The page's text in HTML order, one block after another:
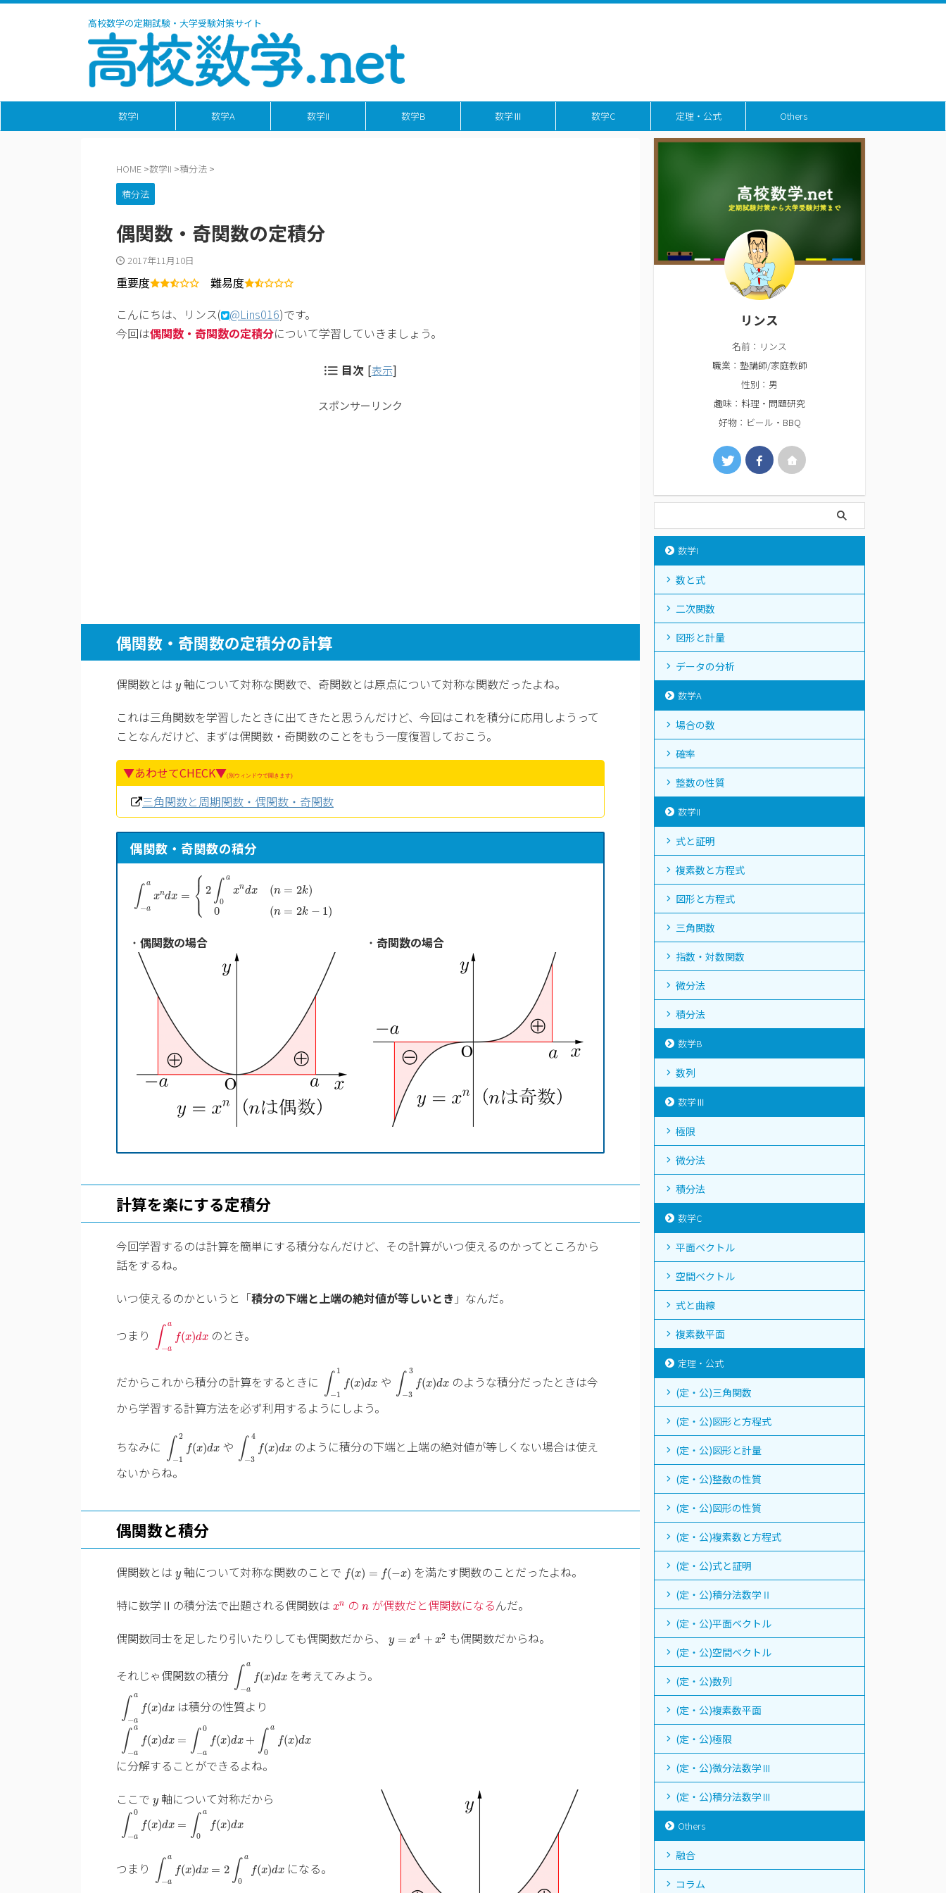
高校数学の定期試験・大学受験対策サイト
数学I 数学A 数学II 数学B 数学Ⅲ 数学C 定理・公式 Others
HOME >数学II >積分法 >
積分法
偶関数・奇関数の定積分
2017年11月10日
重要度
難易度
こんにちは、リンス( @Lins016)です。
今回は偶関数・奇関数の定積分について学習していきましょう。
目次 [表示]
スポンサーリンク
偶関数・奇関数の定積分の計算
偶関数とは y
y 軸について対称な関数で、奇関数とは原点について対称な関数だったよね。
これは三角関数を学習したときに出てきたと思うんだけど、今回はこれを積分に応用しようって
ことなんだけど、まずは偶関数・奇関数のことをもう一度復習しておこう。
▼あわせてCHECK▼(別ウィンドウで開きます)
三角関数と周期関数・偶関数・奇関数
偶関数・奇関数の積分
∫ a
−a
xndx = ⎧
⎨
⎩ 2 ∫ a
0
xndx (n = 2k)
0
(n = 2k − 1)
x= ∫
・ 偶関数の場合 ・ 奇関数の場合
計算を楽にする定積分
今回学習するのは計算を簡単にする積分なんだけど、その計算がいつ使えるのかってところから
話をするね。
いつ使えるのかというと「積分の下端と上端の絶対値が等しいとき 」なんだ。
つまり ∫ a
−a
f(x)dx
∫−
のとき。
だからこれから積分の計算をするときに ∫ 1
−1
f(x)dx
∫−
や ∫ 3
−3
f(x)dx
∫−
のような積分だったときは今
から学習する計算方法を必ず利用するようにしよう。
ちなみに ∫ 2
−1
f(x)dx
∫−
や ∫ 4
−3
f(x)dx
∫−
のように積分の下端と上端の絶対値が等しくない場合は使え
ないからね。
偶関数と積分
偶関数とは y
y 軸について対称な関数のことで f(x) = f(−x)
f(x) =f −x )
を満たす関数のことだったよね。
特に数学Ⅱの積分法で出題される偶関数は xn
xn の n
n が偶数だと偶関数になるんだ。
偶関数同士を足したり引いたりしても偶関数だから、
y = x4 + x2
y 4+ x 2 も偶関数だからね。
それじゃ偶関数の積分 ∫ a
−a
f(x)dx
∫−
を考えてみよう。
∫ a
−a
f(x)dx
∫−
は積分の性質より
∫ a
−a
f(x)dx = ∫ 0
−a
f(x)dx + ∫ a
0
f(x)dx
∫− =∫ dx
に分解することができるよね。
ここで y
y 軸について対称だから
∫ 0
−a
f(x)dx = ∫ a
0
f(x)dx
∫− a 0f(x)d x =∫0af(x)d x
つまり ∫ a
−a
f(x)dx = 2 ∫ a
0
f(x)dx
∫− 2∫
になる。
リンス
名前：リンス
職業：塾講師/家庭教師
性別：男
趣味：料理・問題研究
好物：ビール・BBQ
数学I
数と式
二次関数
図形と計量
データの分析
数学A
場合の数
確率
整数の性質
数学II
式と証明
複素数と方程式
図形と方程式
三角関数
指数・対数関数
微分法
積分法
数学B
数列
数学Ⅲ
極限
微分法
積分法
数学C
平面ベクトル
空間ベクトル
式と曲線
複素数平面
定理・公式
(定・公)三角関数
(定・公)図形と方程式
(定・公)図形と計量
(定・公)整数の性質
(定・公)図形の性質
(定・公)複素数と方程式
(定・公)式と証明
(定・公)積分法数学Ⅱ
(定・公)平面ベクトル
(定・公)空間ベクトル
(定・公)数列
(定・公)複素数平面
(定・公)極限
(定・公)微分法数学Ⅲ
(定・公)積分法数学Ⅲ
Others
融合
コラム